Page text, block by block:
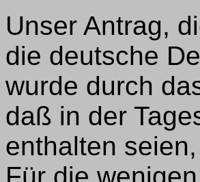
Unser Antrag,
die deutsche
wurde durch
daß in der
enthalten